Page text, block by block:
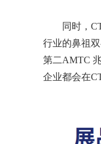
同时，
行业的鼻祖
第二AMTC
企业都会在